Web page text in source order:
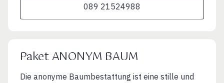
089 21524988
Paket ANONYM BAUM
Die anonyme Baumbestattung ist eine stille und